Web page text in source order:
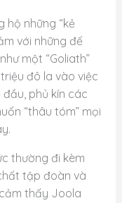
hộ những “kẻ
với những đế
một “Goliath”
đô la vào việc
phủ kín các
“thâu tóm” mọi
thường đi kèm
tập đoàn và
thấy Joola